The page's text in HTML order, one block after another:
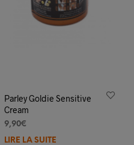
Parley Goldie Sensitive
Cream
9,90€
LIRE LA SUITE